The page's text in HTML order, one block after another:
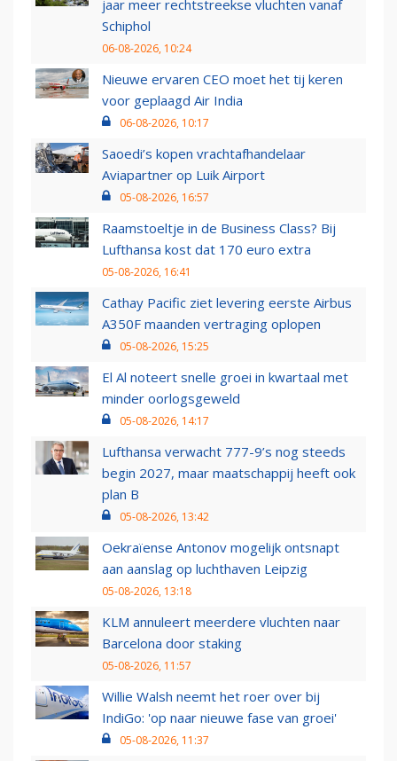
jaar meer rechtstreekse vluchten vanaf
Schiphol
06-08-2026, 10:24
Nieuwe ervaren CEO moet het tij keren
voor geplaagd Air India
06-08-2026, 10:17
Saoedi’s kopen vrachtafhandelaar
Aviapartner op Luik Airport
05-08-2026, 16:57
Raamstoeltje in de Business Class? Bij
Lufthansa kost dat 170 euro extra
05-08-2026, 16:41
Cathay Pacific ziet levering eerste Airbus
A350F maanden vertraging oplopen
05-08-2026, 15:25
El Al noteert snelle groei in kwartaal met
minder oorlogsgeweld
05-08-2026, 14:17
Lufthansa verwacht 777-9’s nog steeds
begin 2027, maar maatschappij heeft ook
plan B
05-08-2026, 13:42
Oekraïense Antonov mogelijk ontsnapt
aan aanslag op luchthaven Leipzig
05-08-2026, 13:18
KLM annuleert meerdere vluchten naar
Barcelona door staking
05-08-2026, 11:57
Willie Walsh neemt het roer over bij
IndiGo: 'op naar nieuwe fase van groei'
05-08-2026, 11:37